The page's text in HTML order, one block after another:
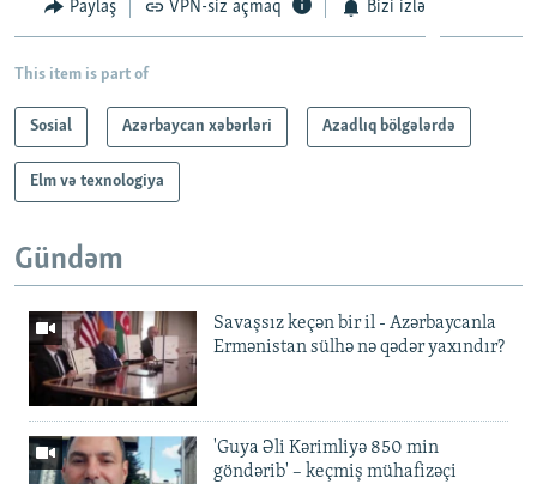
Paylaş VPN-siz açmaq Bizi izlə
This item is part of
Sosial Azərbaycan xəbərləri Azadlıq bölgələrdə
Elm və texnologiya
Gündəm
Savaşsız keçən bir il - Azərbaycanla
Ermənistan sülhə nə qədər yaxındır?
'Guya Əli Kərimliyə 850 min
göndərib' – keçmiş mühafizəçi